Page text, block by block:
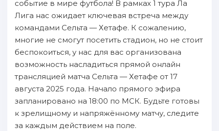
событие в мире футбола! В рамках 1 тура Ла
Лига нас ожидает ключевая встреча между
командами Сельта — Хетафе. К сожалению,
многие не смогут посетить стадион, но не стоит
беспокоиться, у нас для вас организована
возможность насладиться прямой онлайн
трансляцией матча Сельта — Хетафе от 17
августа 2025 года. Начало прямого эфира
запланировано на 18:00 по МСК. Будьте готовы
к зрелищному и напряжённому матчу, следите
за каждым действием на поле.